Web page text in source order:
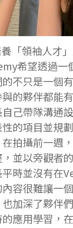
「領袖人才
希望透過一
不只是一個
的夥伴都能
己帶隊溝通
的項目並規
拍攝前一週
並以旁觀者
時並沒有在
容很難讓一
加深了夥伴
應用學習，